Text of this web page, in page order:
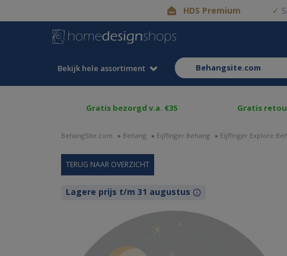
HDS Premium
Bekijk hele assortiment behangsite.com
Gratis bezorgd v.a. €35 Gratis
BehangSite.com » Behang » Eijffinger Behang » Eijffinger Explore
Lagere prijs t/m 31 augustus